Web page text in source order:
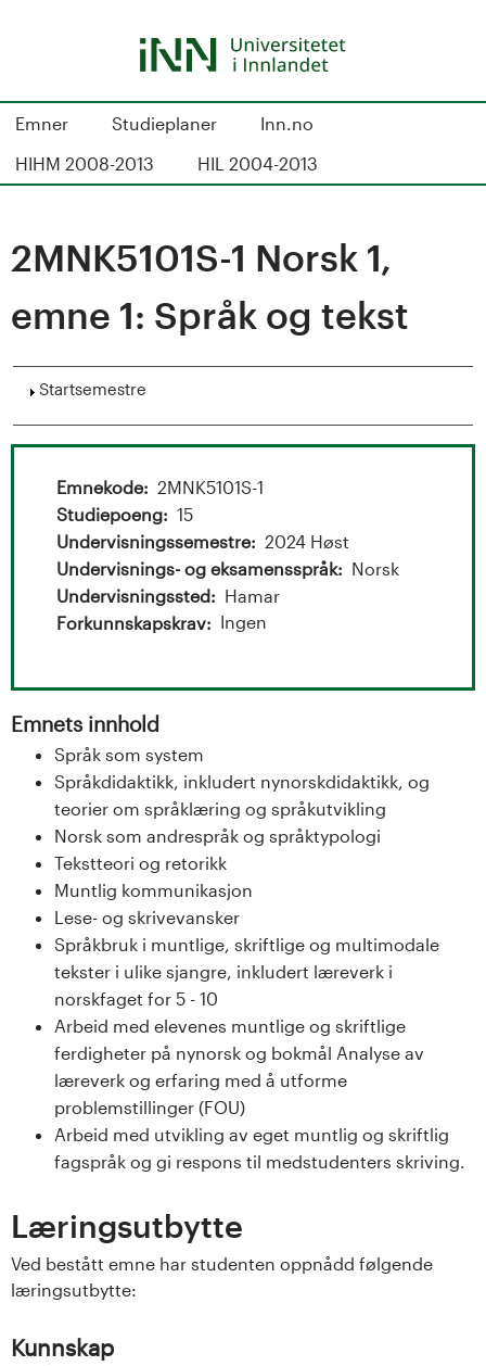
S
d
a
U
e
t
Emner Studieplaner
Inn.no
HIHM 2008-2013
HIL 2004-2013
2MNK5101S-1 Norsk 1,
emne 1: Språk og tekst
Vis
Startsemestre
Emnekode
2MNK5101S-1
Studiepoeng
15
Undervisningssemestre
2024 Høst
Undervisnings- og eksamensspråk
Norsk
Undervisningssted
Hamar
Forkunnskapskrav
Ingen
Emnets innhold
Språk som system
Språkdidaktikk, inkludert nynorskdidaktikk, og
teorier om språklæring og språkutvikling
Norsk som andrespråk og språktypologi
Tekstteori og retorikk
Muntlig kommunikasjon
Lese- og skrivevansker
Språkbruk i muntlige, skriftlige og multimodale
tekster i ulike sjangre, inkludert læreverk i
norskfaget for 5 - 10
Arbeid med elevenes muntlige og skriftlige
ferdigheter på nynorsk og bokmål Analyse av
læreverk og erfaring med å utforme
problemstillinger (FOU)
Arbeid med utvikling av eget muntlig og skriftlig
fagspråk og gi respons til medstudenters skriving.
Læringsutbytte
Ved bestått emne har studenten oppnådd følgende
læringsutbytte:
Kunnskap